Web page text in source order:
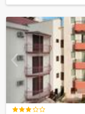
